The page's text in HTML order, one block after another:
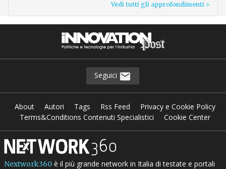
Vedi tutti gli approfondimenti >
Seguici
About Autori Tags Rss Feed
Privacy e Cookie Policy
Terms&Conditions Contenuti Specialistici
Cookie Center
Nextwork360è il più grande network in Italia di testate e portali